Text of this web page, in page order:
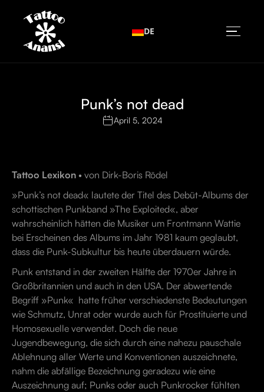
DE
Punk’s not dead
April 5, 2024
Tattoo Lexikon • von Dirk-Boris Rödel
»Punk’s not dead« lautete der Titel des Debüt-Albums der
schottischen Punkband »The Exploited«, aber
wahrscheinlich hätten die Musiker um Frontmann Wattie
bei Erscheinen des Albums im Jahr 1981 kaum geglaubt,
dass die Punk-Subkultur bis heute überdauern würde.
Punk entstand in der zweiten Hälfte der 1970er Jahre in
Großbritannien und auch in den USA. Der abwertende
Begriff »Punk« hatte früher verschiedenste Bedeutungen
wie Schmutz, Unrat oder wurde auch für Prostituierte und
Homosexuelle verwendet. Doch die neue
Jugendbewegung, die sich durch eine nahezu pauschale
Ablehnung aller Werte und Konventionen auszeichnete,
nahm die abfällige Bezeichnung geradezu wie eine
Auszeichnung auf; Punks oder auch Punkrocker fühlten